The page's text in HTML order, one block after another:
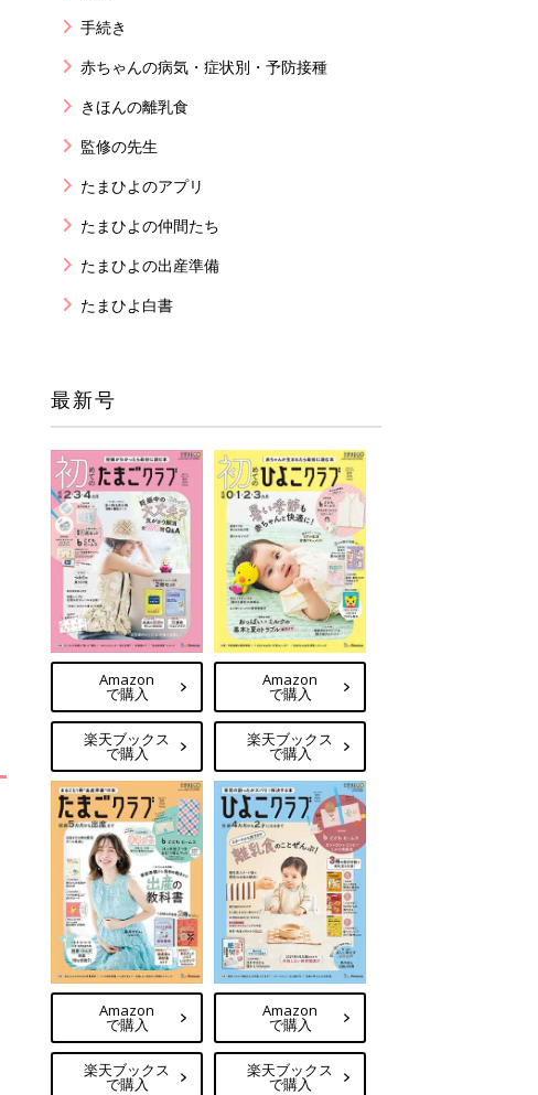
手続き
赤ちゃんの病気・症状別・予防接種
きほんの離乳食
監修の先生
たまひよのアプリ
たまひよの仲間たち
たまひよの出産準備
たまひよ白書
最新号
Amazon
で購入
楽天ブックス
で購入
Amazon
で購入
楽天ブックス
で購入
Amazon
で購入
楽天ブックス
で購入
Amazon
で購入
楽天ブックス
で購入